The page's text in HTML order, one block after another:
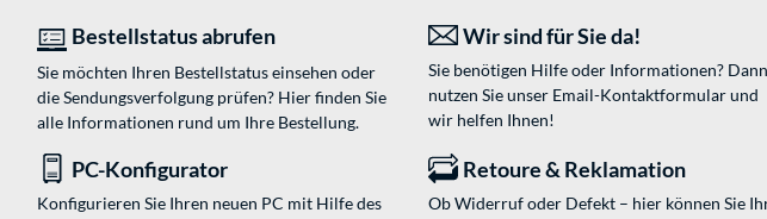
Bestellstatus abrufen
Sie möchten Ihren Bestellstatus einsehen oder
die Sendungsverfolgung prüfen? Hier finden Sie
alle Informationen rund um Ihre Bestellung.
Wir sind für Sie da!
Sie benötigen Hilfe oder Informationen? Dann
nutzen Sie unser Email-Kontaktformularund
wir helfen Ihnen!
PC-Konfigurator
Konfigurieren Sie Ihren neuen PC mit Hilfe des
Retoure & Reklamation
Ob Widerruf oder Defekt – hier können Sie